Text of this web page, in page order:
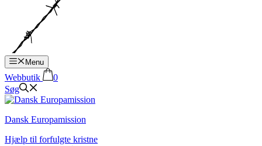
Menu
Webbutik
0
Søg
Dansk Europamission
Hjælp til forfulgte kristne